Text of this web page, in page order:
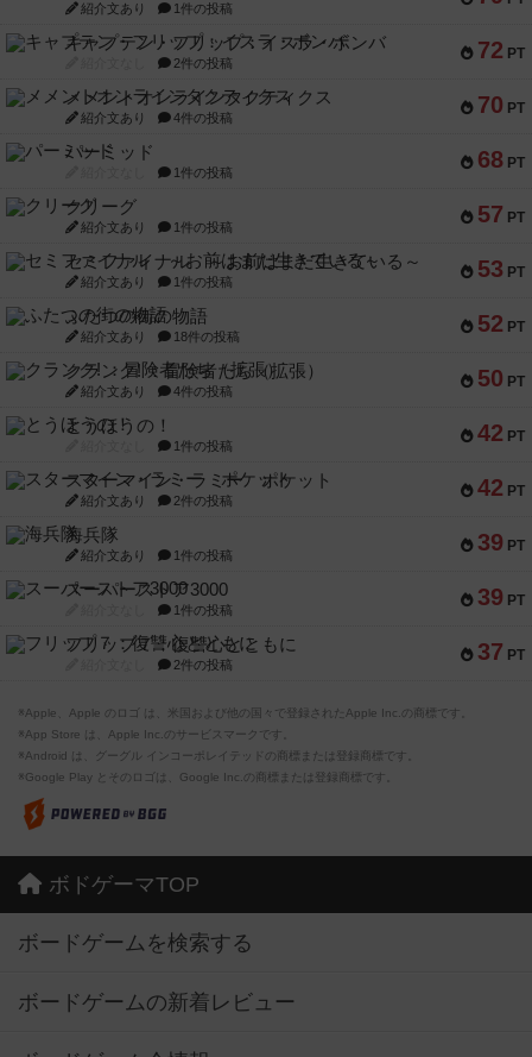
紹介文あり 1件の投稿
72 PT
キャプテン・フリップ：イスラ・ボンバ
2件の投稿
70 PT
メメントオンラインタクティクス
紹介文あり 4件の投稿
68 PT
パーミッド
1件の投稿
57 PT
クリーグ
紹介文あり 1件の投稿
53 PT
セミファイナル ～お前はまだ生きている～
紹介文あり 1件の投稿
52 PT
ふたつの街の物語
紹介文あり 18件の投稿
50 PT
クランク! ：冒険者たち（拡張）
紹介文あり 4件の投稿
42 PT
とうほうの！
1件の投稿
42 PT
スターマイン・ラミー ポケット
紹介文あり 2件の投稿
39 PT
海兵隊
紹介文あり 1件の投稿
39 PT
スーパーストア3000
1件の投稿
37 PT
フリップ７：復讐心とともに
2件の投稿
※Apple、Apple のロゴ は、米国および他の国々で登録されたApple Inc.の商標です。
※App Store は、Apple Inc.のサービスマークです。
※Android は、グーグル インコーポレイテッドの商標または登録商標です。
※Google Play とそのロゴは、Google Inc.の商標または登録商標です。
ボドゲーマTOP
ボードゲームを検索する
ボードゲームの新着レビュー